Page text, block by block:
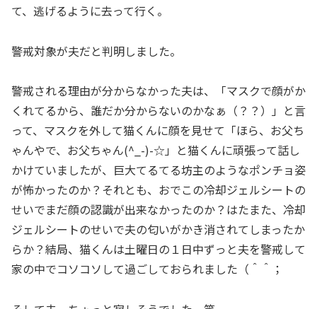
て、逃げるように去って行く。
警戒対象が夫だと判明しました。
警戒される理由が分からなかった夫は、「マスクで顔がか
くれてるから、誰だか分からないのかなぁ（？？）」と言
って、マスクを外して猫くんに顔を見せて「ほら、お父ち
ゃんやで、お父ちゃん(^_-)-☆」と猫くんに頑張って話し
かけていましたが、巨大てるてる坊主のようなポンチョ姿
が怖かったのか？それとも、おでこの冷却ジェルシートの
せいでまだ顔の認識が出来なかったのか？はたまた、冷却
ジェルシートのせいで夫の匂いがかき消されてしまったか
らか？結局、猫くんは土曜日の１日中ずっと夫を警戒して
家の中でコソコソして過ごしておられました（＾＾；